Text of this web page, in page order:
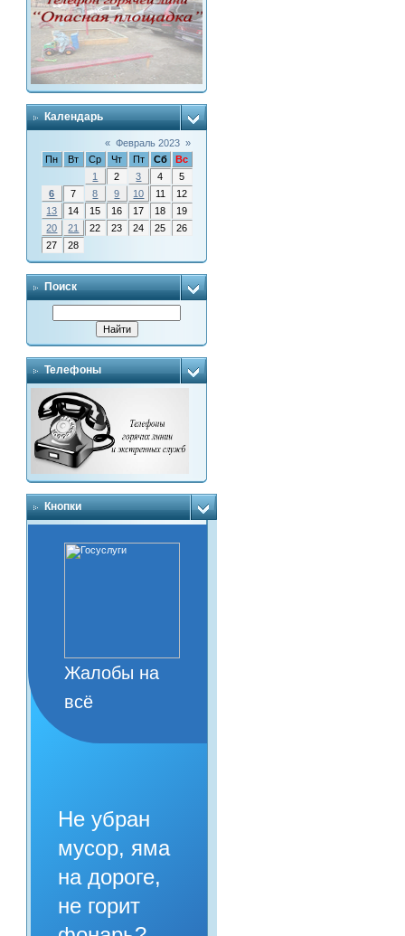
Календарь
« Февраль 2023 »
Пн
Вт Ср Чт Пт Сб
Вс
1
2 3 4
5
6
7 8 9 10 11
12
13
14 15 16 17 18
19
20
21 22 23 24 25
26
27
28
Поиск
Телефоны
Кнопки
Жалобы на
всё
Не убран
мусор, яма
на дороге,
не горит